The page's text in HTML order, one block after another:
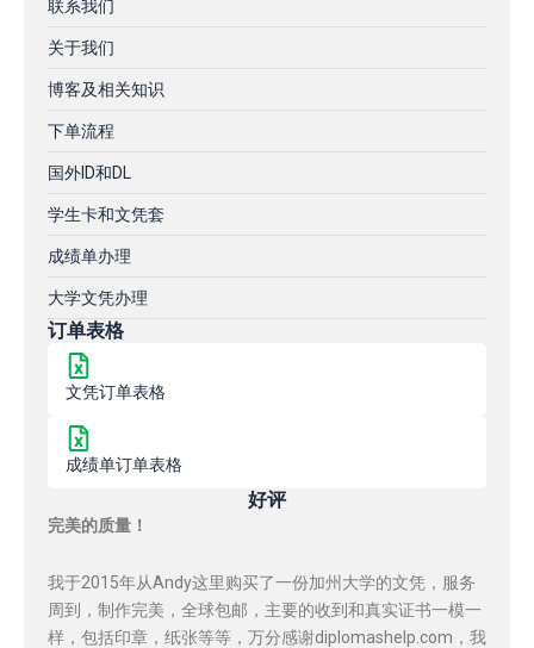
联系我们
关于我们
博客及相关知识
下单流程
国外ID和DL
学生卡和文凭套
成绩单办理
大学文凭办理
订单表格
文凭订单表格
成绩单订单表格
好评
完美的质量！
我于2015年从Andy这里购买了一份加州大学的文凭，服务
周到，制作完美，全球包邮，主要的收到和真实证书一模一
样，包括印章，纸张等等，万分感谢diplomashelp.com，我